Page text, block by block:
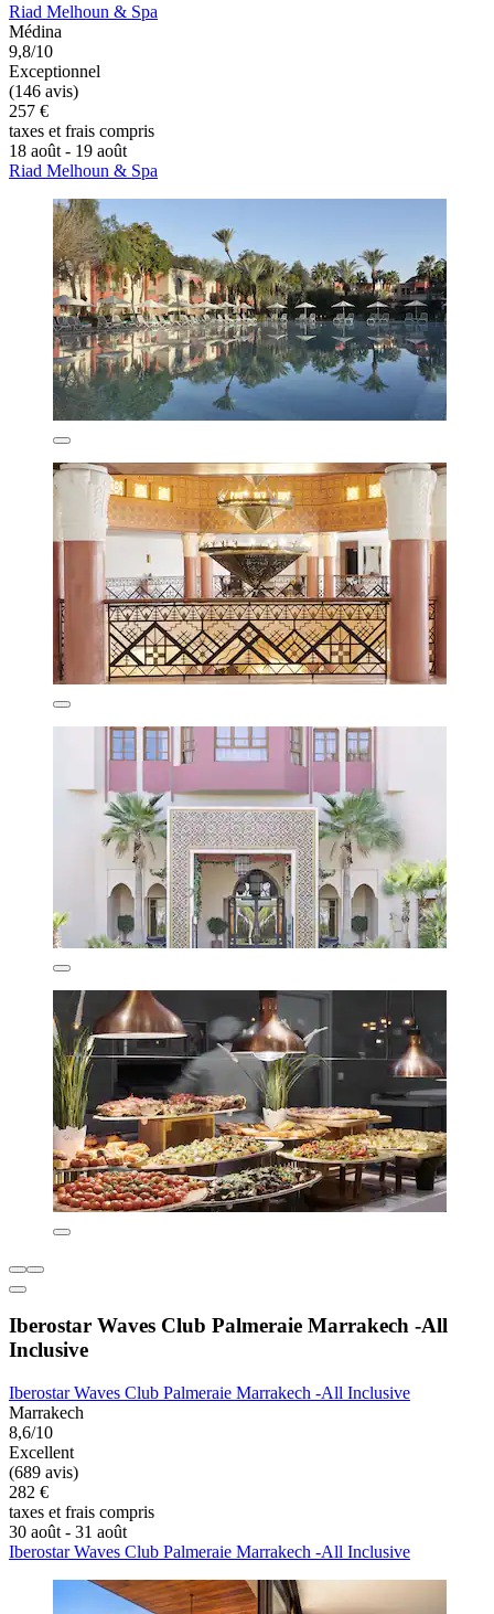
Riad Melhoun & Spa
Médina
9,8/10
Exceptionnel
(146 avis)
257 €
taxes et frais compris
18 août - 19 août
Riad Melhoun & Spa
Iberostar Waves Club Palmeraie Marrakech -All
Inclusive
Iberostar Waves Club Palmeraie Marrakech -All Inclusive
Marrakech
8,6/10
Excellent
(689 avis)
282 €
taxes et frais compris
30 août - 31 août
Iberostar Waves Club Palmeraie Marrakech -All Inclusive